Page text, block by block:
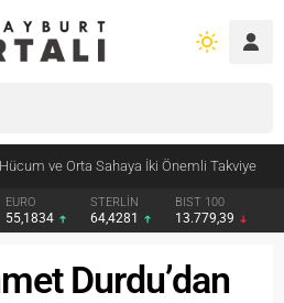
Jandarma Mesleği Tanıtıldı
EURO
55,1834
STERLİN
64,4281
BIST 100
13.779,39
Durdu’dan